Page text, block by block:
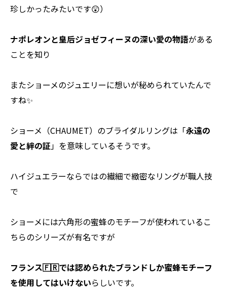
珍しかったみたいです😲）
ナポレオンと皇后ジョゼフィーヌの深い愛の物語がある
ことを知り
またショーメのジュエリーに想いが秘められていたんで
すね✨
ショーメ（CHAUMET）のブライダルリングは「永遠の
愛と絆の証」を意味しているそうです。
ハイジュエラーならではの繊細で緻密なリングが職人技
で
ショーメには六角形の蜜蜂のモチーフが使われているこ
ちらのシリーズが有名ですが
フランス🇫🇷では認められたブランドしか蜜蜂モチーフ
を使用してはいけないらしいです。